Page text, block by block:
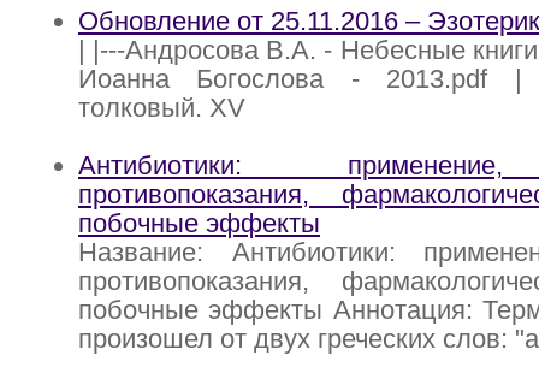
Обновление от 25.11.2016 –
| |---Андросова В.А. - Небесные
Иоанна Богослова - 2013.pdf |
толковый. XV
Антибиотики:
противопоказания,
побочные эффекты
Название: Антибиотики:
противопоказания,
побочные эффекты Аннотация:
произошел от двух греческих слов: